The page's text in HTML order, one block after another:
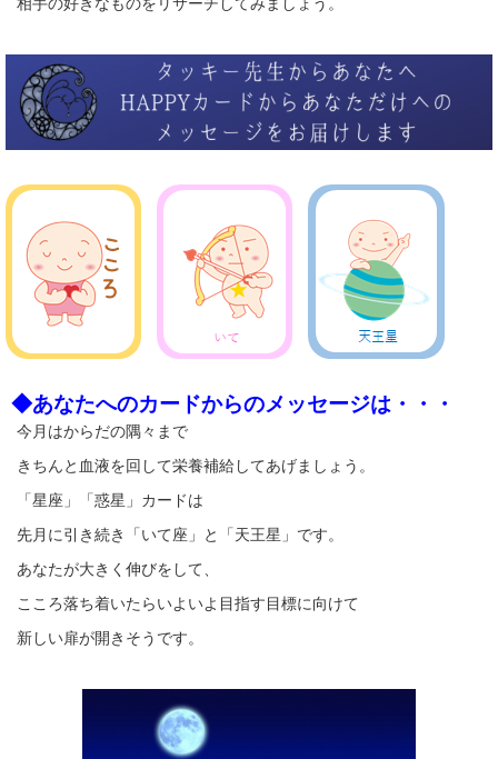
◆あなたへのカードからのメッセージは・・・
今月はからだの隅々まで
きちんと血液を回して栄養補給してあげましょう。
「星座」「惑星」カードは
先月に引き続き「いて座」と「天王星」です。
あなたが大きく伸びをして、
こころ落ち着いたらいよいよ目指す目標に向けて
新しい扉が開きそうです。